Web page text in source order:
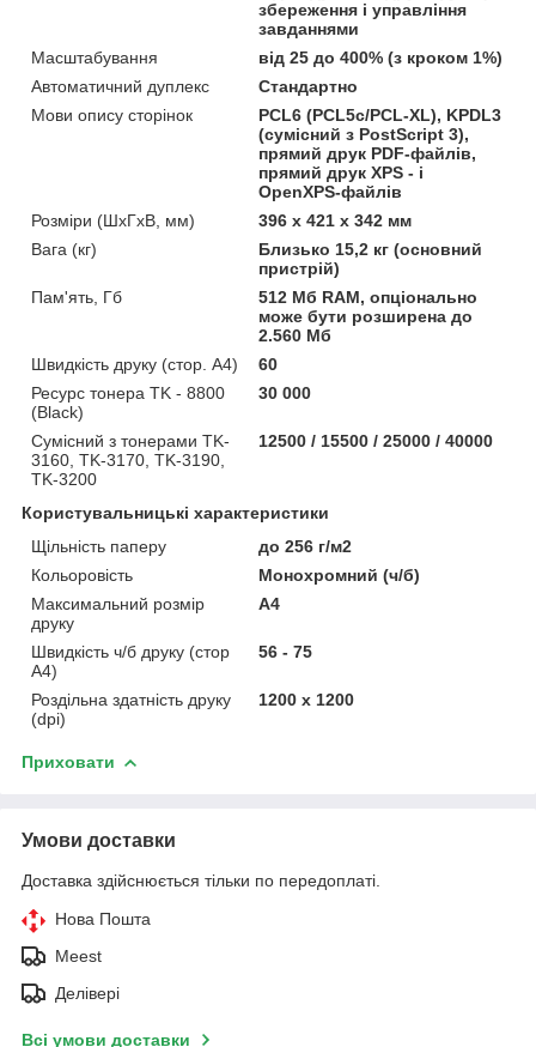
збереження і управління
завданнями
Масштабування
від 25 до 400% (з кроком 1%)
Автоматичний дуплекс
Стандартно
Мови опису сторінок
PCL6 (PCL5c/PCL-XL), KPDL3
(сумісний з PostScript 3),
прямий друк PDF-файлів,
прямий друк XPS - і
OpenXPS-файлів
Розміри (ШхГхВ, мм)
396 x 421 x 342 мм
Вага (кг)
Близько 15,2 кг (основний
пристрій)
Пам'ять, Гб
512 Мб RAM, опціонально
може бути розширена до
2.560 Мб
Швидкість друку (стор. А4)
60
Ресурс тонера TK - 8800
(Black)
30 000
Сумісний з тонерами TK-
3160, TK-3170, TK-3190,
TK-3200
12500 / 15500 / 25000 / 40000
Користувальницькі характеристики
Щільність паперу
до 256 г/м2
Кольоровість
Монохромний (ч/б)
Максимальний розмір
друку
A4
Швидкість ч/б друку (стор
А4)
56 - 75
Роздільна здатність друку
(dpi)
1200 x 1200
Приховати
Умови доставки
Доставка здійснюється тільки по передоплаті.
Нова Пошта
Meest
Делівері
Всі умови доставки